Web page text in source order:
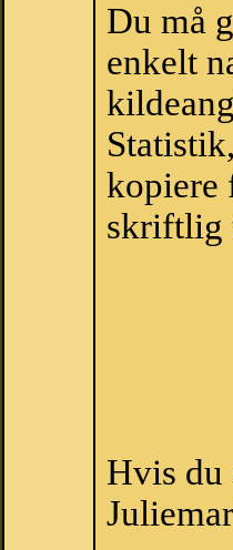
Du må
enkelt
kopiere
skriftlig
Hvis du